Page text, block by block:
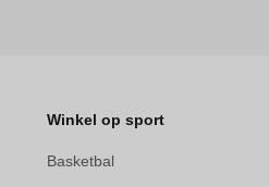
Winkel op sport
Basketbal